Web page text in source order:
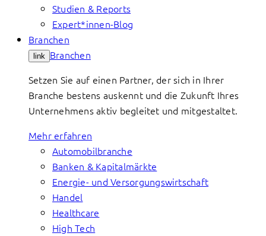
Studien & Reports
Expert*innen-Blog
Branchen
link Branchen
Setzen Sie auf einen Partner, der sich in Ihrer
Branche bestens auskennt und die Zukunft Ihres
Unternehmens aktiv begleitet und mitgestaltet.
Mehr erfahren
Automobilbranche
Banken & Kapitalmärkte
Energie- und Versorgungswirtschaft
Handel
Healthcare
High Tech